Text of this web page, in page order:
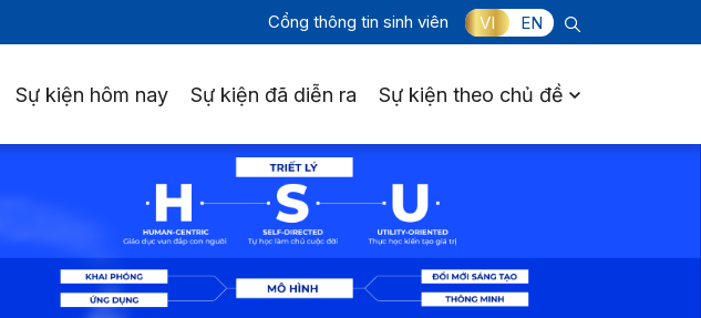
Cổng thông tin sinh viên VI EN
Sự kiện hôm nay Sự kiện đã diễn ra Sự kiện theo chủ đề